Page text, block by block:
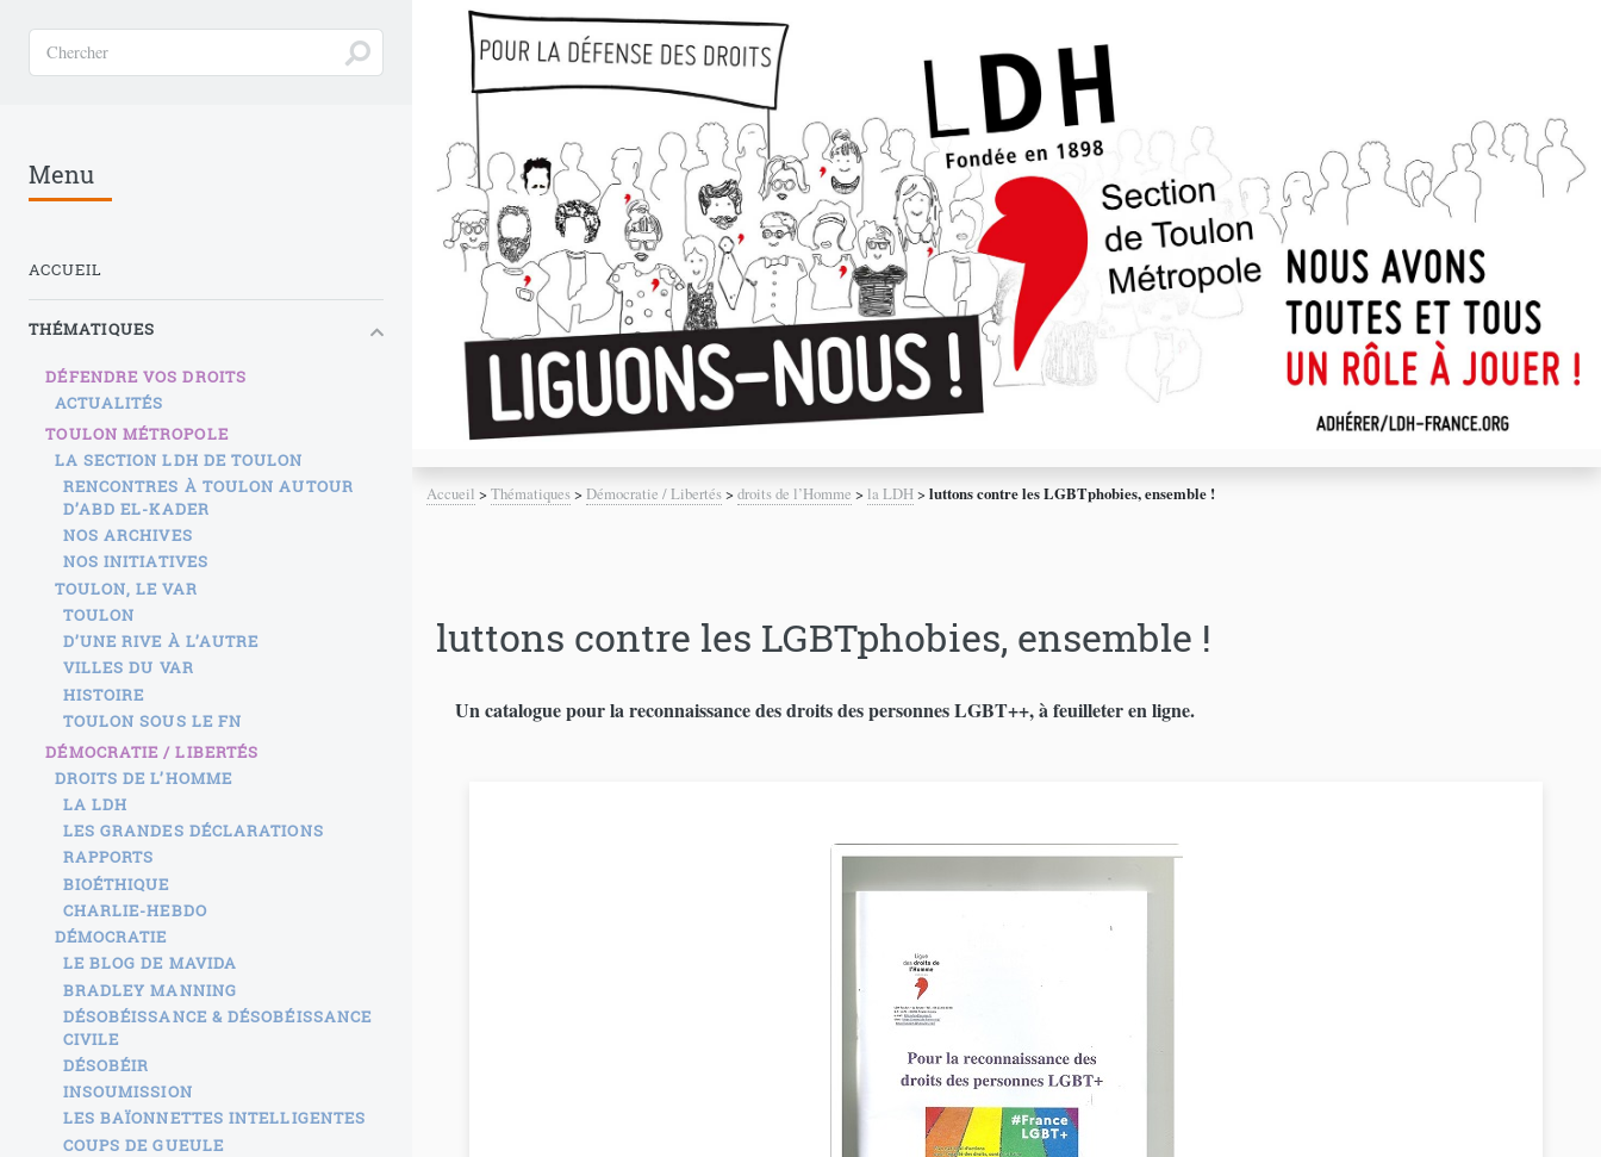
Accueil >Thématiques>Démocratie / Libertés>droits de l’Homme >la LDH>luttons contre les LGBTphobies, ensemble !
luttons contre les LGBTphobies, ensemble !
Un catalogue pour la reconnaissance des droits des personnes LGBT++, à feuilleter en ligne.
Menu
ACCUEIL
THÉMATIQUES
DÉFENDRE VOS DROITS
ACTUALITÉS
TOULON MÉTROPOLE
LA SECTION LDH DE TOULON
RENCONTRES À TOULON AUTOUR
D’ABD EL-KADER
NOS ARCHIVES
NOS INITIATIVES
TOULON, LE VAR
TOULON
D’UNE RIVE À L’AUTRE
VILLES DU VAR
HISTOIRE
TOULON SOUS LE FN
DÉMOCRATIE / LIBERTÉS
DROITS DE L’HOMME
LA LDH
LES GRANDES DÉCLARATIONS
RAPPORTS
BIOÉTHIQUE
CHARLIE-HEBDO
DÉMOCRATIE
LE BLOG DE MAVIDA
BRADLEY MANNING
DÉSOBÉISSANCE & DÉSOBÉISSANCE
CIVILE
DÉSOBÉIR
INSOUMISSION
LES BAÏONNETTES INTELLIGENTES
COUPS DE GUEULE